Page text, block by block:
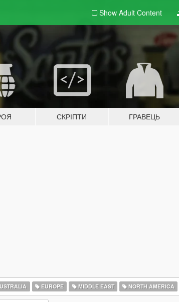
Show Adult Content
СКРІПТИ ГРАВЕЦЬ
EUROPE MIDDLE EAST NORTH AMERICA